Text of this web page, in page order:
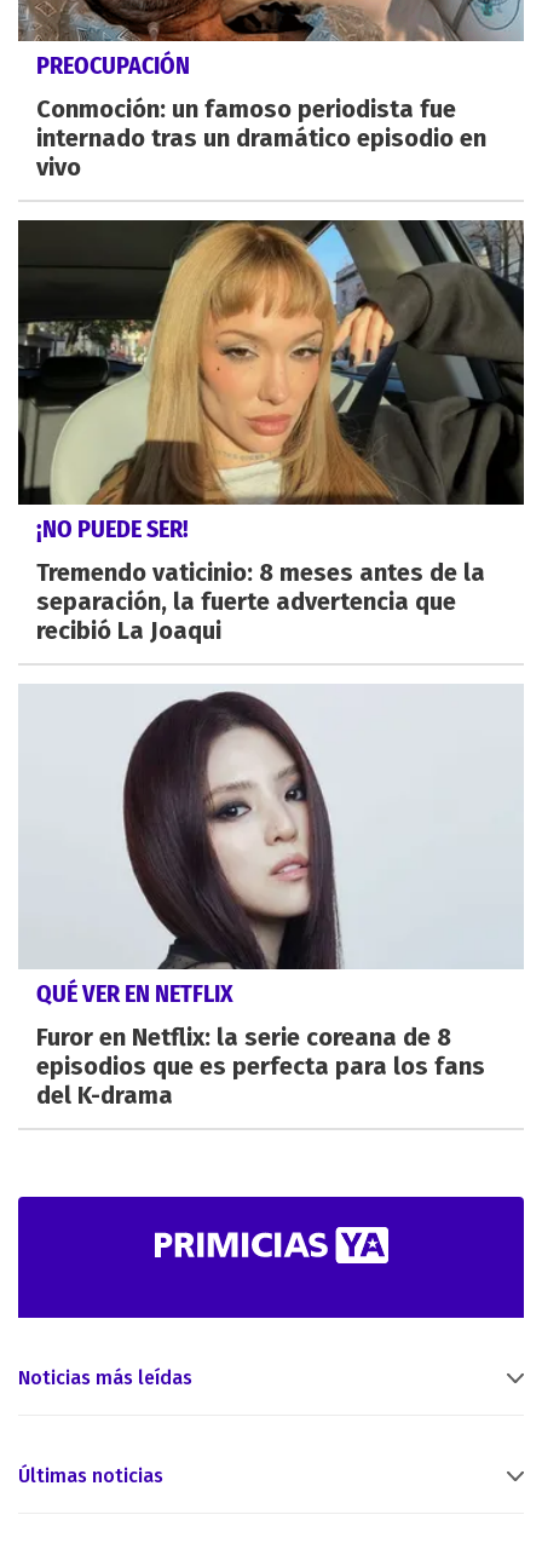
PREOCUPACIÓN
Conmoción: un famoso periodista fue
internado tras un dramático episodio en
vivo
¡NO PUEDE SER!
Tremendo vaticinio: 8 meses antes de la
separación, la fuerte advertencia que
recibió La Joaqui
QUÉ VER EN NETFLIX
Furor en Netflix: la serie coreana de 8
episodios que es perfecta para los fans
del K-drama
Noticias más leídas
Últimas noticias